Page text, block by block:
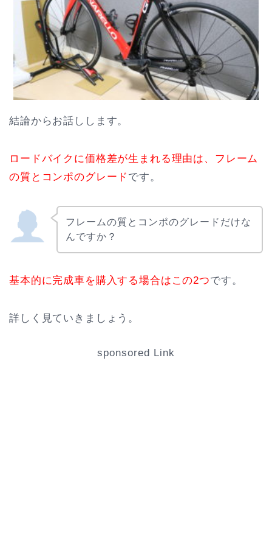
結論からお話しします。
ロードバイクに価格差が生まれる理由は、フレーム
の質とコンポのグレード です。
フレームの質とコンポのグレードだけな
んですか？
基本的に完成車を購入する場合はこの2つです。
詳しく見ていきましょう。
sponsored Link